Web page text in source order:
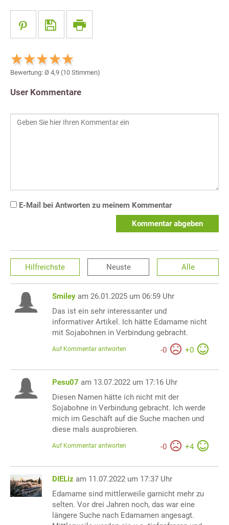
Bewertung: Ø 4,9 (10 Stimmen)
User Kommentare
E-Mail bei Antworten zu meinem Kommentar
Kommentar abgeben
Hilfreichste Neuste Alle
Smiley am 26.01.2025 um 06:59 Uhr
Das ist ein sehr interessanter und
informativer Artikel. Ich hätte Edamame nicht
mit Sojabohnen in Verbindung gebracht.
-0 +0
Auf Kommentar antworten
Pesu07 am 13.07.2022 um 17:16 Uhr
Diesen Namen hätte ich nicht mit der
Sojabohne in Verbindung gebracht. Ich werde
mich im Geschäft auf die Suche machen und
diese mals ausprobieren.
-0 +4
Auf Kommentar antworten
DIELiz am 11.07.2022 um 17:37 Uhr
Edamame sind mittlerweile garnicht mehr zu
selten. Vor drei Jahren noch, das war eine
längere Suche nach Edamamen angesagt.